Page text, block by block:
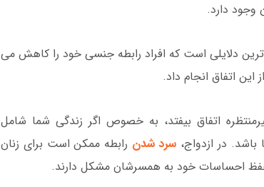
وجود دارد.
دلایلی است که افراد رابطه جنسی خود را کاهش می
اتفاق انجام داد.
اتفاق بیفتد، به خصوص اگر زندگی شما شامل
در ازدواج، سرد شدن رابطه ممکن است برای زنان
حفظ احساسات خود به همسرشان مشکل دارند.